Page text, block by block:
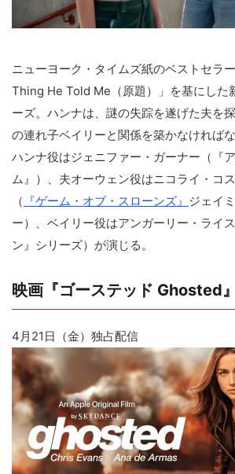
ニューヨーク・タイムズ紙のベストセラ
Thing He Told Me（原題）」を基にした
ーズ。ハンナは、謎の失踪を遂げた夫を
の連れ子ベイリーと関係を築かなければ
ハンナ役はジェニファー・ガーナー（『
ム』）、夫オーウェン役はニコライ・コ
（ 『ゲーム・オブ・スローンズ』 ジェイ
ー）、ベイリー役はアンガーリー・ライ
ン』シリーズ）が演じる。
映画『ゴーステッド Ghosted』
4月21日（金）独占配信